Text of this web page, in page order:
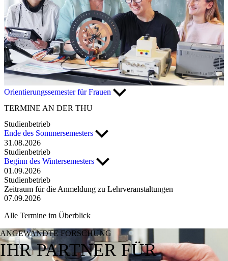
Orientierungssemester für Frauen
TERMINE AN DER THU
Studienbetrieb
Ende des Sommersemesters
31.08.2026
Studienbetrieb
Beginn des Wintersemesters
01.09.2026
Studienbetrieb
Zeitraum für die Anmeldung zu Lehrveranstaltungen
07.09.2026
Alle Termine im Überblick
ANGEWANDTE FORSCHUNG
IHR PARTNER FÜR